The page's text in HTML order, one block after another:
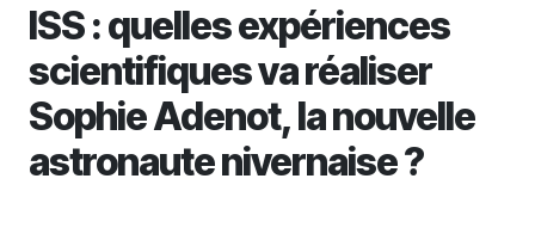
ISS : quelles expériences
scientifiques va réaliser
Sophie Adenot, la nouvelle
astronaute nivernaise ?